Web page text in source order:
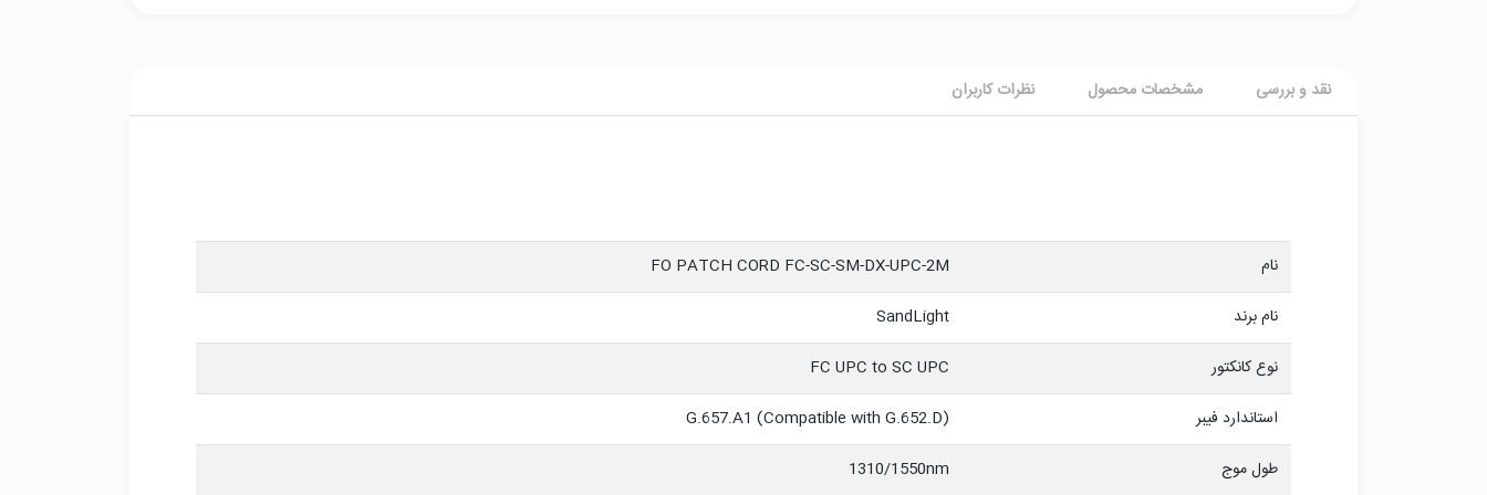
نقد و بررسی مشخصات محصول نظرات کاربران
نام
FO PATCH CORD FC-SC-SM-DX-UPC-2M
نام برند
SandLight
نوع کانکتور
FC UPC to SC UPC
استاندارد فیبر
G.657.A1 (Compatible with G.652.D)
طول موج
1310/1550nm